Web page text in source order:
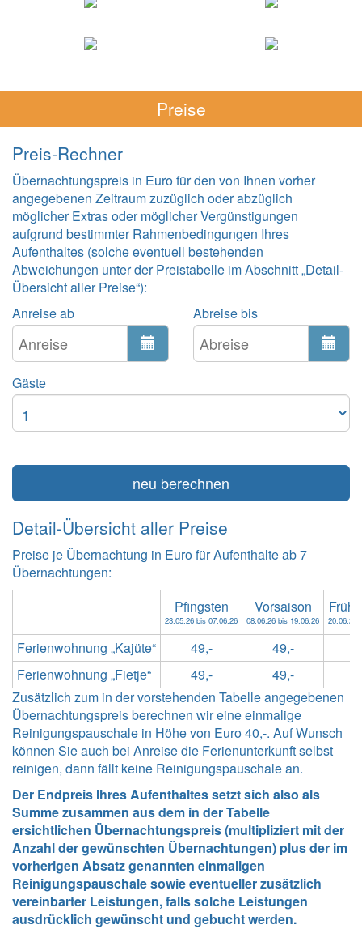
Preise
Preis-Rechner
Übernachtungspreis in Euro für den von Ihnen vorher
angegebenen Zeitraum zuzüglich oder abzüglich
möglicher Extras oder möglicher Vergünstigungen
aufgrund bestimmter Rahmenbedingungen Ihres
Aufenthaltes (solche eventuell bestehenden
Abweichungen unter der Preistabelle im Abschnitt „Detail-
Übersicht aller Preise“):
Anreise ab
Abreise bis
Gäste
neu berechnen
Detail-Übersicht aller Preise
Preise je Übernachtung in Euro für Aufenthalte ab 7
Übernachtungen:
Ferienwohnung „Kajüte“
Ferienwohnung „Fietje“
Pfingsten
23.05.26 bis 07.06.26
Vorsaison
08.06.26 bis 19.06.26 20.06.26
49,- 49,-
49,-
49,-
Zusätzlich zum in der vorstehenden Tabelle angegebenen
Übernachtungspreis berechnen wir eine einmalige
Reinigungspauschale in Höhe von Euro 40,-. Auf Wunsch
können Sie auch bei Anreise die Ferienunterkunft selbst
reinigen, dann fällt keine Reinigungspauschale an.
Der Endpreis Ihres Aufenthaltes setzt sich also als
Summe zusammen aus dem in der Tabelle
ersichtlichen Übernachtungspreis (multipliziert mit der
Anzahl der gewünschten Übernachtungen) plus der im
vorherigen Absatz genannten einmaligen
Reinigungspauschale sowie eventueller zusätzlich
vereinbarter Leistungen, falls solche Leistungen
ausdrücklich gewünscht und gebucht werden.